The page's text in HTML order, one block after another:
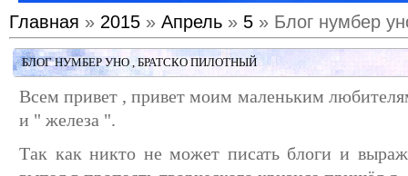
Главная » 2015 » Апрель » 5 » Блог нумбер
БЛОГ НУМБЕР УНО , БРАТСКО ПИЛОТНЫЙ
Всем привет , привет моим маленьким
и " железа ".
Так как никто не может писать блоги и